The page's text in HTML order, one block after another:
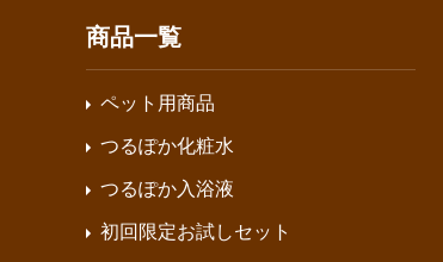
商品一覧
ペット用商品
つるぽか化粧水
つるぽか入浴液
初回限定お試しセット